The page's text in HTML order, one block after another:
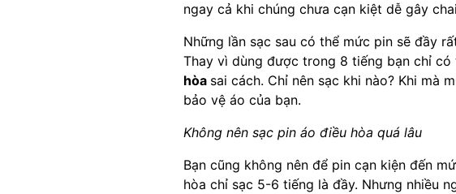
ngay cả khi chúng chưa cạn kiệt dễ gây
Những lần sạc sau có thể mức pin sẽ đầy
Thay vì dùng được trong 8 tiếng bạn chỉ
hòa sai cách. Chỉ nên sạc khi nào? Khi mà
bảo vệ áo của bạn.
Không nên sạc pin áo điều hòa quá lâu
Bạn cũng không nên để pin cạn kiện đến
hòa chỉ sạc 5-6 tiếng là đầy. Nhưng nhiều